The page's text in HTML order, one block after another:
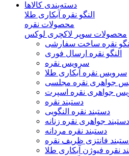
دسته‌بندی‌ کالاها
النگو نقره آبکاری طلا
محصولات نقره
محصولات سوپر لاکچری لوکس
نقره ساخت سفارشی
النگو نقره ارسال فوری
سرویس نقره
سرویس نقره آبکاری طلا
جواهری نقره مجلسی
جواهری نقره اسپرت
دستبند نقره
دستبند نقره النگویی
دستبند جواهری نقره زنانه
دستبند نقره مردانه
فانتزی ظریف نقره
نقره فیوژن آبکاری طلا